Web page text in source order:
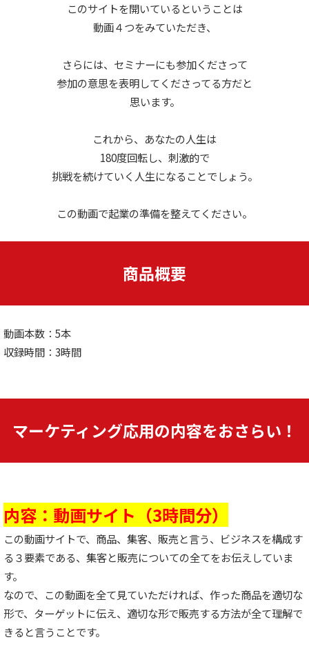
このサイトを開いているということは
動画４つをみていただき、
さらには、セミナーにも参加くださって
参加の意思を表明してくださってる方だと
思います。
これから、あなたの人生は
180度回転し、刺激的で
挑戦を続けていく人生になることでしょう。
この動画で起業の準備を整えてください。
商品概要
動画本数：5本
収録時間：3時間
マーケティング応用の内容をおさらい！
内容：動画サイト（3時間分）
この動画サイトで、商品、集客、販売と言う、ビジネスを構成す
る３要素である、集客と販売についての全てをお伝えしていま
す。
なので、この動画を全て見ていただければ、作った商品を適切な
形で、ターゲットに伝え、適切な形で販売する方法が全て理解で
きると言うことです。